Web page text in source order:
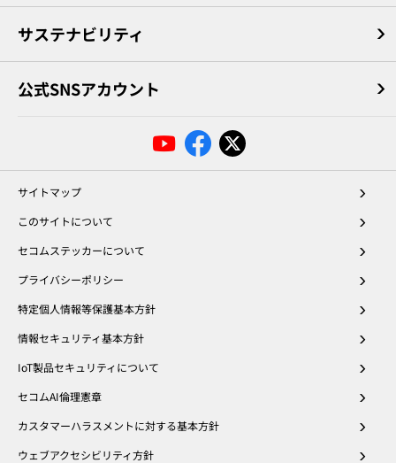
サステナビリティ
公式SNSアカウント
サイトマップ
このサイトについて
セコムステッカーについて
プライバシーポリシー
特定個人情報等保護基本方針
情報セキュリティ基本方針
IoT製品セキュリティについて
セコムAI倫理憲章
カスタマーハラスメントに対する基本方針
ウェブアクセシビリティ方針